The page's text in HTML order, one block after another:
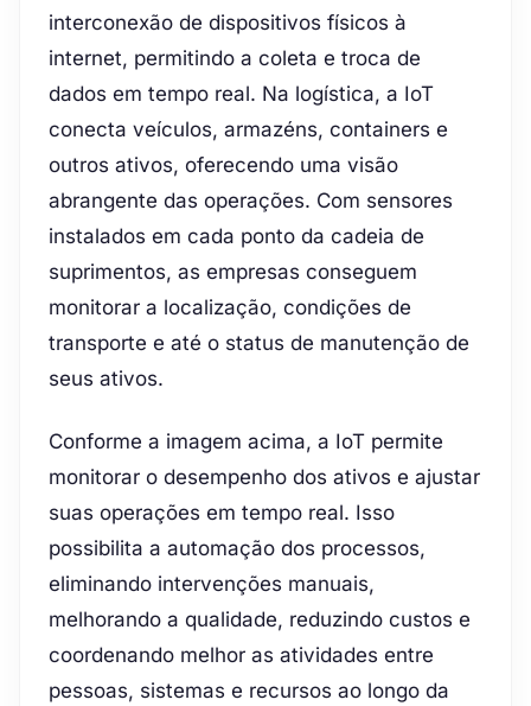
interconexão de dispositivos físicos à
internet, permitindo a coleta e troca de
dados em tempo real. Na logística, a IoT
conecta veículos, armazéns, containers e
outros ativos, oferecendo uma visão
abrangente das operações. Com sensores
instalados em cada ponto da cadeia de
suprimentos, as empresas conseguem
monitorar a localização, condições de
transporte e até o status de manutenção de
seus ativos.
Conforme a imagem acima, a IoT permite
monitorar o desempenho dos ativos e ajustar
suas operações em tempo real. Isso
possibilita a automação dos processos,
eliminando intervenções manuais,
melhorando a qualidade, reduzindo custos e
coordenando melhor as atividades entre
pessoas, sistemas e recursos ao longo da